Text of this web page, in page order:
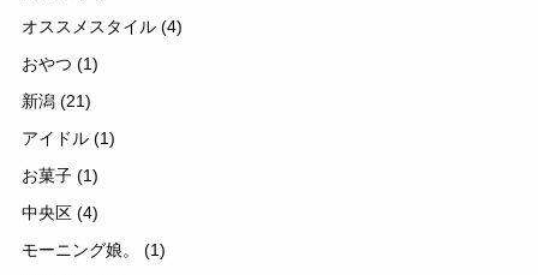
オススメスタイル (4)
おやつ (1)
新潟 (21)
アイドル (1)
お菓子 (1)
中央区 (4)
モーニング娘。 (1)